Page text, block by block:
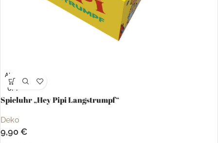
AUSV
ERKA
UFT
Spieluhr „Hey Pipi Langstrumpf“
Deko
9,90 €